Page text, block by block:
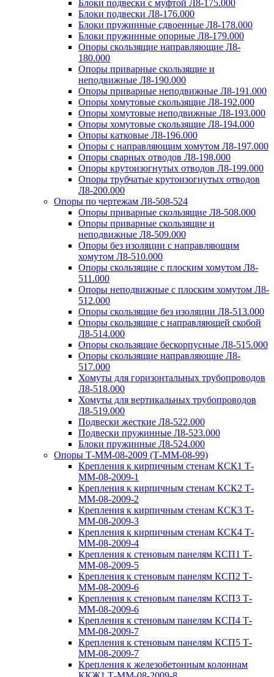
Блоки подвески с муфтой Л8-175.000
Блоки подвески Л8-176.000
Блоки пружинные сдвоенные Л8-178.000
Блоки пружинные опорные Л8-179.000
Опоры скользящие направляющие Л8-
180.000
Опоры приварные скользящие и
неподвижные Л8-190.000
Опоры приварные неподвижные Л8-191.000
Опоры хомутовые скользящие Л8-192.000
Опоры хомутовые неподвижные Л8-193.000
Опоры хомутовые скользящие Л8-194.000
Опоры катковые Л8-196.000
Опоры с направляющим хомутом Л8-197.000
Опоры сварных отводов Л8-198.000
Опоры крутоизогнутых отводов Л8-199.000
Опоры трубчатые крутоизогнутых отводов
Л8-200.000
Опоры по чертежам Л8-508-524
Опоры приварные скользящие Л8-508.000
Опоры приварные скользящие и
неподвижные Л8-509.000
Опоры без изоляции с направляющим
хомутом Л8-510.000
Опоры скользящие с плоским хомутом Л8-
511.000
Опоры неподвижные с плоским хомутом Л8-
512.000
Опоры скользящие без изоляции Л8-513.000
Опоры скользящие с направляющей скобой
Л8-514.000
Опоры скользящие бескорпусные Л8-515.000
Опоры скользящие направляющие Л8-
517.000
Хомуты для горизонтальных трубопроводов
Л8-518.000
Хомуты для вертикальных трубопроводов
Л8-519.000
Подвески жесткие Л8-522.000
Подвески пружинные Л8-523.000
Блоки пружинные Л8-524.000
Опоры Т-ММ-08-2009 (Т-ММ-08-99)
Крепления к кирпичным стенам КСК1 Т-
ММ-08-2009-1
Крепления к кирпичным стенам КСК2 Т-
ММ-08-2009-2
Крепления к кирпичным стенам КСК3 Т-
ММ-08-2009-3
Крепления к кирпичным стенам КСК4 Т-
ММ-08-2009-4
Крепления к стеновым панелям КСП1 Т-
ММ-08-2009-5
Крепления к стеновым панелям КСП2 Т-
ММ-08-2009-6
Крепления к стеновым панелям КСП3 Т-
ММ-08-2009-6
Крепления к стеновым панелям КСП4 Т-
ММ-08-2009-7
Крепления к стеновым панелям КСП5 Т-
ММ-08-2009-7
Крепления к железобетонным колоннам